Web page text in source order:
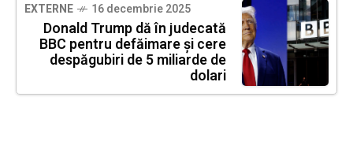
EXTERNE 16 decembrie 2025
Donald Trump dă în judecată
BBC pentru defăimare și cere
despăgubiri de 5 miliarde de
dolari